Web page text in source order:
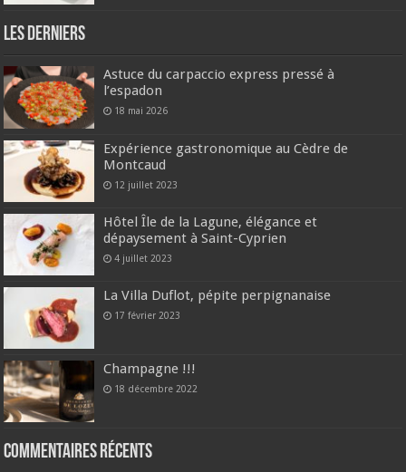
Les derniers
Astuce du carpaccio express pressé à
l’espadon
18 mai 2026
Expérience gastronomique au Cèdre de
Montcaud
12 juillet 2023
Hôtel Île de la Lagune, élégance et
dépaysement à Saint-Cyprien
4 juillet 2023
La Villa Duflot, pépite perpignanaise
17 février 2023
Champagne !!!
18 décembre 2022
Commentaires récents